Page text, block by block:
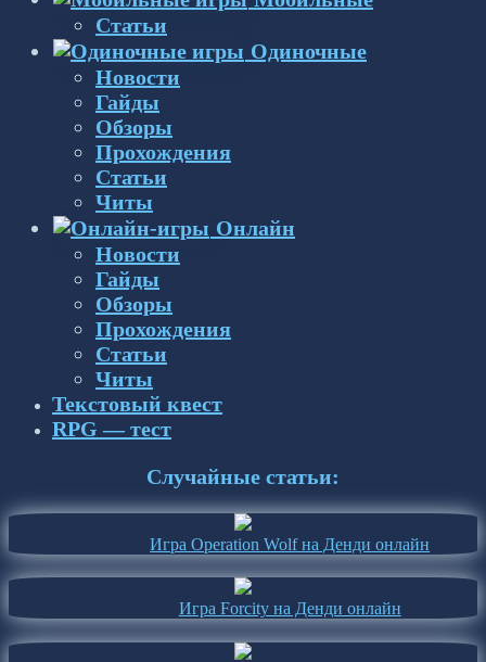
Статьи
Одиночные
Новости
Гайды
Обзоры
Прохождения
Статьи
Читы
Онлайн
Новости
Гайды
Обзоры
Прохождения
Статьи
Читы
Текстовый квест
RPG — тест
Случайные статьи:
Игра Operation Wolf на Денди онлайн
Игра Forcity на Денди онлайн